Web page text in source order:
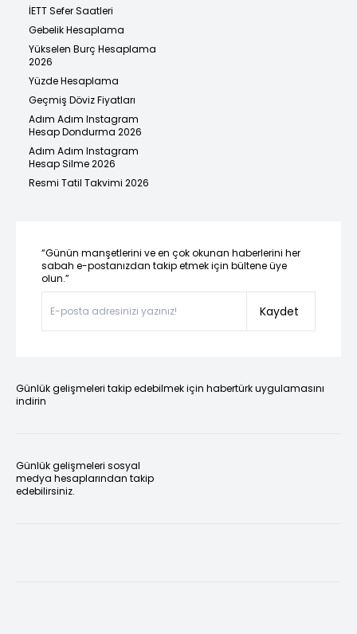
İETT Sefer Saatleri
Gebelik Hesaplama
Yükselen Burç Hesaplama
2026
Yüzde Hesaplama
Geçmiş Döviz Fiyatları
Adım Adım Instagram
Hesap Dondurma 2026
Adım Adım Instagram
Hesap Silme 2026
Resmi Tatil Takvimi 2026
“Günün manşetlerini ve en çok okunan haberlerini her
sabah e-postanızdan takip etmek için bültene üye
olun.”
Kaydet
Günlük gelişmeleri takip edebilmek için habertürk uygulamasını
indirin
Günlük gelişmeleri sosyal
medya hesaplarından takip
edebilirsiniz.